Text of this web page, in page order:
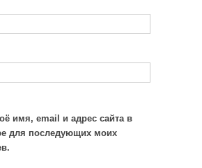
имя, email и адрес сайта в
для последующих моих